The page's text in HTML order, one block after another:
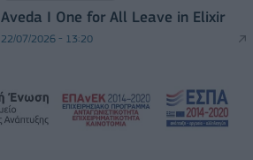
Aveda I One for All Leave in Elixir
22/07/2026 - 13:20